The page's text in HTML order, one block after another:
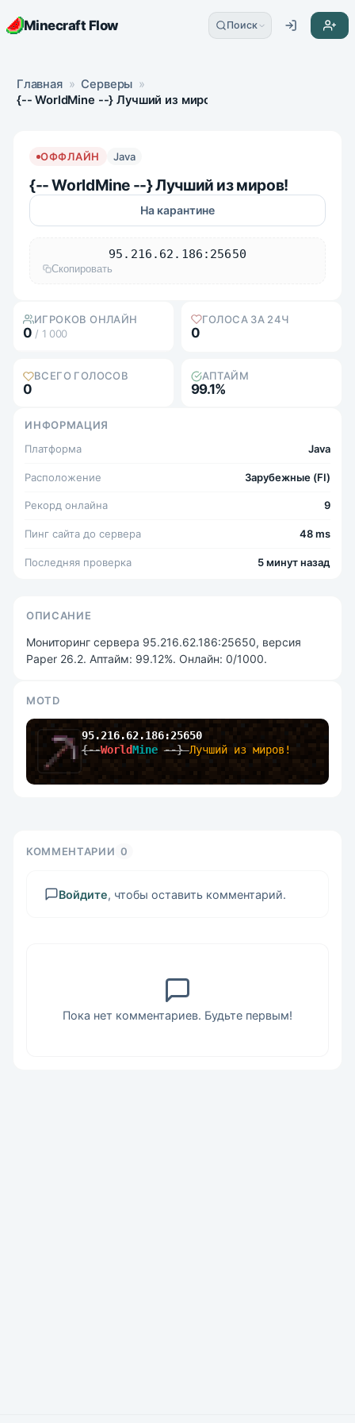
Minecraft Flow Поиск
Главная » Серверы »
{-- WorldMine --} Лучший из миров!
ОФФЛАЙН Java
{-- WorldMine --} Лучший из миров!
На карантине
95.216.62.186:25650
Скопировать
ИГРОКОВ ОНЛАЙН
0 / 1 000
ГОЛОСА ЗА 24Ч
0
ВСЕГО ГОЛОСОВ
0
АПТАЙМ
99.1%
ОПИСАНИЕ
Мониторинг сервера 95.216.62.186:25650, версия
Paper 26.2. Аптайм: 99.12%. Онлайн: 0/1000.
MOTD
95.216.62.186:25650
{--WorldMine --} Лучший из миров!
ИНФОРМАЦИЯ
Платформа
Java
Расположение Зарубежные (FI)
Рекорд онлайна 9
Пинг сайта до сервера 48 ms
Последняя проверка 5 минут назад
КОММЕНТАРИИ 0
Войдите, чтобы оставить комментарий.
Пока нет комментариев. Будьте первым!